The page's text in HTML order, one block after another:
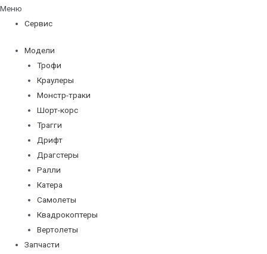
Меню
Сервис
Модели
Трофи
Краулеры
Монстр-траки
Шорт-корс
Трагги
Дрифт
Драгстеры
Ралли
Катера
Самолеты
Квадрокоптеры
Вертолеты
Запчасти